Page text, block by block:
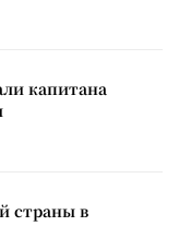
капитана
страны в